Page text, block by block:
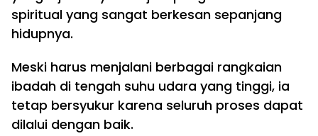
spiritual yang sangat berkesan sepanjang
hidupnya.
Meski harus menjalani berbagai rangkaian
ibadah di tengah suhu udara yang tinggi, ia
tetap bersyukur karena seluruh proses dapat
dilalui dengan baik.